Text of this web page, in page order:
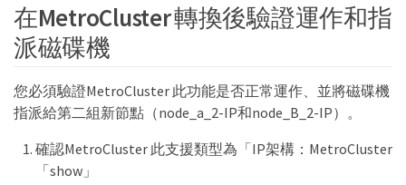
在MetroCluster 轉換後驗證運作和指
派磁碟機
您必須驗證MetroCluster 此功能是否正常運作、並將磁碟機
指派給第二組新節點（node_a_2-IP和node_B_2-IP）。
確認MetroCluster 此支援類型為「IP架構：MetroCluster
「show」